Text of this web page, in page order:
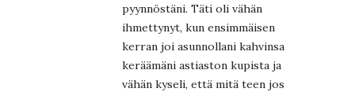
pyynnöstäni. Täti oli vähän
ihmettynyt, kun ensimmäisen
kerran joi asunnollani kahvinsa
keräämäni astiaston kupista ja
vähän kyseli, että mitä teen jos